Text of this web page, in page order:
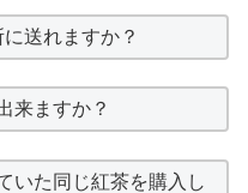
送れますか？
来ますか？
いた同じ紅茶を購入し